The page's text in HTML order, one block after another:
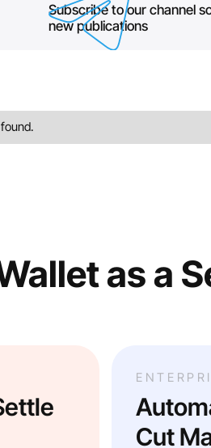
Subscribe to our channel
new publications
as a
Cut